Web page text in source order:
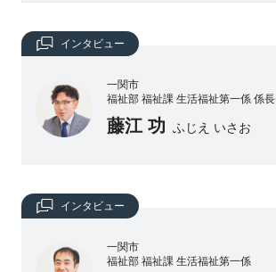
インタビュー
一関市
福祉部 福祉課 生活福祉第一係 係長
藤江 功 ふじえ いさお
インタビュー
一関市
福祉部 福祉課 生活福祉第一係